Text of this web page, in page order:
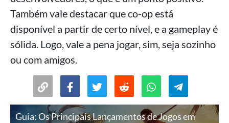
Também vale destacar que co-op está
disponível a partir de certo nível, e a gameplay é
sólida. Logo, vale a pena jogar, sim, seja sozinho
ou com amigos.
Guia: Os Principais Lançamentos de Jogos em